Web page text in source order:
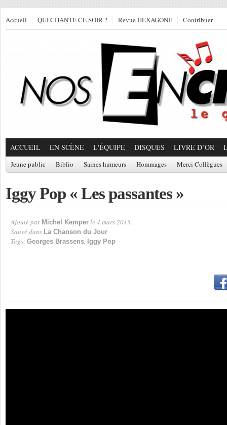
Accueil QUI CHANTE CE SOIR ? Revue HEXAGONE Contribuer
ACCUEIL EN SCÈNE L'ÉQUIPE DISQUES LIVRE D’OR
Jeune public Biblio Saines humeurs Hommages Merci Collègues
Iggy Pop « Les passantes »
Ajouté par Michel Kemper le 4 mars 2015.
Sauvé dans La Chanson du Jour
Tags: Georges Brassens, Iggy Pop